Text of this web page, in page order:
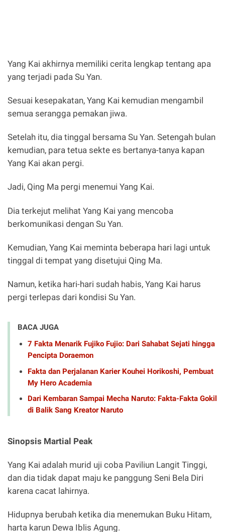
Yang Kai akhirnya memiliki cerita lengkap tentang apa
yang terjadi pada Su Yan.
Sesuai kesepakatan, Yang Kai kemudian mengambil
semua serangga pemakan jiwa.
Setelah itu, dia tinggal bersama Su Yan. Setengah bulan
kemudian, para tetua sekte es bertanya-tanya kapan
Yang Kai akan pergi.
Jadi, Qing Ma pergi menemui Yang Kai.
Dia terkejut melihat Yang Kai yang mencoba
berkomunikasi dengan Su Yan.
Kemudian, Yang Kai meminta beberapa hari lagi untuk
tinggal di tempat yang disetujui Qing Ma.
Namun, ketika hari-hari sudah habis, Yang Kai harus
pergi terlepas dari kondisi Su Yan.
BACA JUGA
7 Fakta Menarik Fujiko Fujio: Dari Sahabat Sejati hingga
Pencipta Doraemon
Fakta dan Perjalanan Karier Kouhei Horikoshi, Pembuat
My Hero Academia
Dari Kembaran Sampai Mecha Naruto: Fakta-Fakta Gokil
di Balik Sang Kreator Naruto
Sinopsis Martial Peak
Yang Kai adalah murid uji coba Paviliun Langit Tinggi,
dan dia tidak dapat maju ke panggung Seni Bela Diri
karena cacat lahirnya.
Hidupnya berubah ketika dia menemukan Buku Hitam,
harta karun Dewa Iblis Agung.